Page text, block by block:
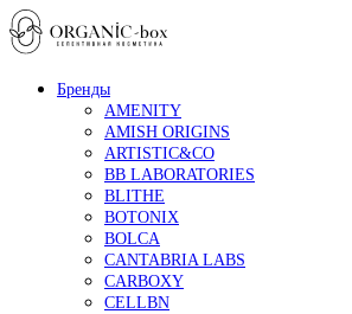
Бренды
AMENITY
AMISH ORIGINS
ARTISTIC&CO
BB LABORATORIES
BLITHE
BOTONIX
BOLCA
CANTABRIA LABS
CARBOXY
CELLBN